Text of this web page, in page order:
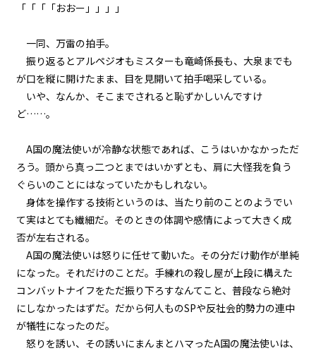
第１話
『Serial killer（連続殺人鬼）』
＜１３＞
『Serial killer（連続殺人鬼）』
＜１４＞
第１話
『Serial killer（連続殺人鬼）』
＜１５＞
第１話
『Serial killer（連続殺人鬼）』
＜１６＞
第１話
＜１７＞
「「「「おおー」」」」
一同、万雷の拍手。
振り返るとアルペジオもミスターも竜崎係長も、大泉までも
が口を縦に開けたまま、目を見開いて拍手喝采している。
いや、なんか、そこまでされると恥ずかしいんですけ
ど……。
A国の魔法使いが冷静な状態であれば、こうはいかなかっただ
ろう。頭から真っ二つとまではいかずとも、肩に大怪我を負う
ぐらいのことにはなっていたかもしれない。
身体を操作する技術というのは、当たり前のことのようでい
て実はとても繊細だ。そのときの体調や感情によって大きく成
否が左右される。
A国の魔法使いは怒りに任せて動いた。その分だけ動作が単純
になった。それだけのことだ。手練れの殺し屋が上段に構えた
コンバットナイフをただ振り下ろすなんてこと、普段なら絶対
にしなかったはずだ。だから何人ものSPや反社会的勢力の連中
が犠牲になったのだ。
怒りを誘い、その誘いにまんまとハマったA国の魔法使いは、